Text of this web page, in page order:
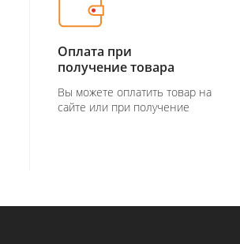
Оплата при
получение товара
Вы можете оплатить товар на
сайте или при получение